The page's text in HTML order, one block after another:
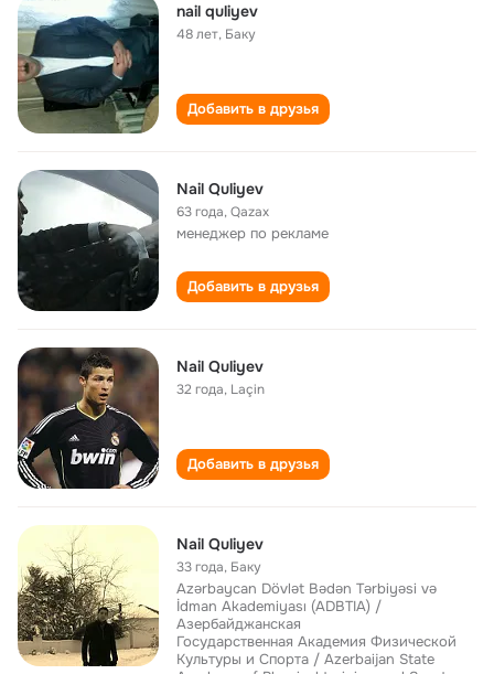
nail quliyev
48 лет, Баку
Добавить в друзья
Nail Quliyev
63 года,Qazax
менеджер по рекламе
Добавить в друзья
Nail Quliyev
32 года, Laçin
Добавить в друзья
Nail Quliyev
33 года, Баку
Azərbaycan Dövlət Bədən Tərbiyəsi və
İdman Akademiyası (ADBTIA) /
Азербайджанская
Государственная Академия Физической
Культуры и Спорта / Azerbaijan State